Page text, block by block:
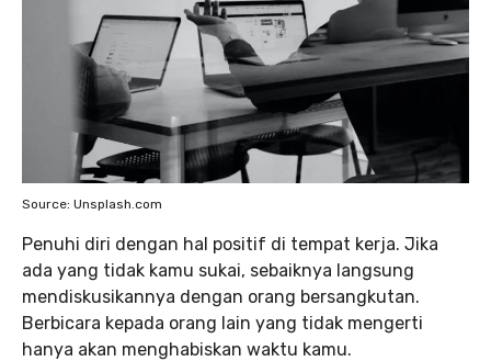
Source: Unsplash.com
Penuhi diri dengan hal positif di tempat kerja. Jika
ada yang tidak kamu sukai, sebaiknya langsung
mendiskusikannya dengan orang bersangkutan.
Berbicara kepada orang lain yang tidak mengerti
hanya akan menghabiskan waktu kamu.